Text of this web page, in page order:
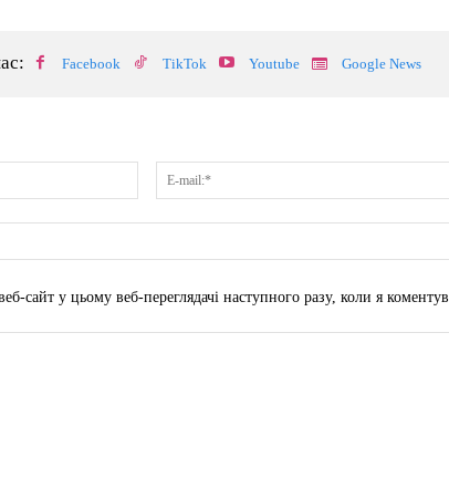
Facebook TikTok Youtube Google News
Ім'я:*
сайт у цьому веб-переглядачі наступного разу, коли я